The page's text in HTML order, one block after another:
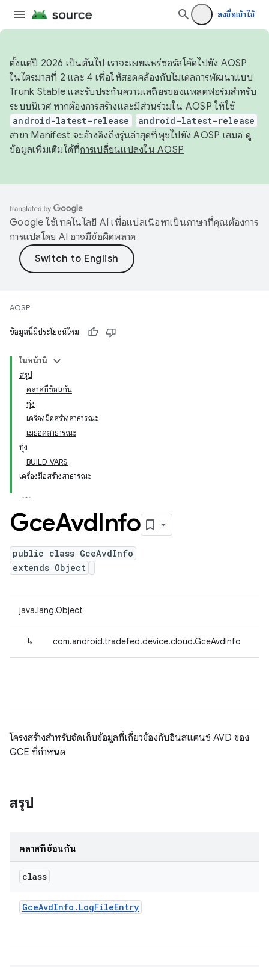
ลงชื่อเข้าใช้
ตั้งแต่ปี 2026 เป็นต้นไป เราจะเผยแพร่ซอร์สโค้ดไปยัง AOSP
ในไตรมาสที่ 2 และ 4 เพื่อให้สอดคล้องกับโมเดลการพัฒนาแบบ
Trunk Stable และรับประกันความเสถียรของแพลตฟอร์มสำหรับ
ระบบนิเวศ หากต้องการสร้างและมีส่วนร่วมใน AOSP ให้ใช้
android-latest-release android-latest-release
สาขา Manifest จะอ้างอิงถึงรุ่นล่าสุดที่พุชไปยัง AOSP เสมอ ดู
ข้อมูลเพิ่มเติมได้ที่การเปลี่ยนแปลงใน AOSP
Google ใช้เทคโนโลยี AI เพื่อแปลเนื้อหาเป็นภาษาที่คุณต้องการ
การแปลโดย AI อาจมีข้อผิดพลาด
AOSP
ข้อมูลนี้มีประโยชน์ไหม
ในหน้านี้
สรุป
คลาสที่ซ้อนกัน
ทุ่ง
เครื่องมือสร้างสาธารณะ
เมธอดสาธารณะ
ทุ่ง
BUILD_VARS
เครื่องมือสร้างสาธารณะ
GceAvdInfo
public class GceAvdInfo
extends Object
java.lang.Object
↳ com.android.tradefed.device.cloud.GceAvdInfo
โครงสร้างสำหรับจัดเก็บข้อมูลที่เกี่ยวข้องกับอินสแตนซ์ AVD ของ
GCE ที่กำหนด
สรุป
คลาสที่ซ้อนกัน
class
GceAvdInfo . LogFileEntry